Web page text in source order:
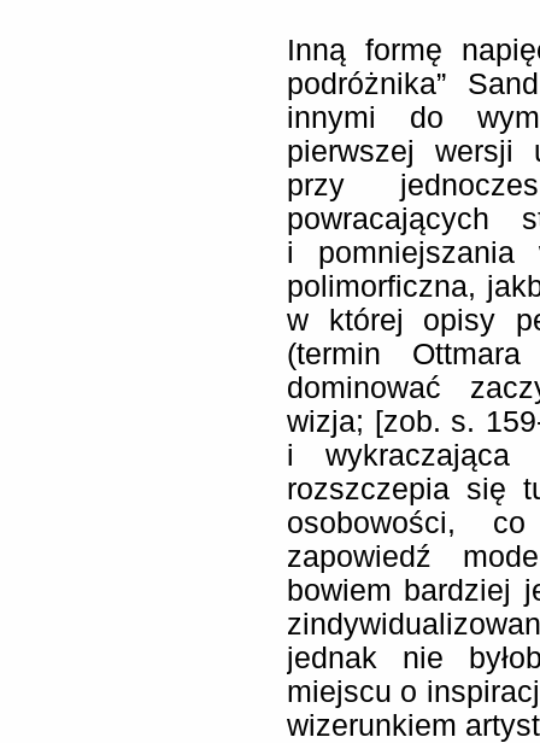
Inną formę
podróżnika”
innymi do
pierwszej wersji
przy
powracających
i pomniejszania
polimorficzna,
w której opisy
(termin
dominować
wizja; [zob. s.
i wykraczająca
rozszczepia się
osobowości,
zapowiedź
bowiem bardziej
jednak nie
miejscu o
wizerunkiem